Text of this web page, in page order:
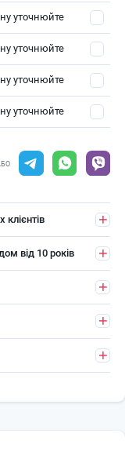
уточнюйте
уточнюйте
уточнюйте
уточнюйте
клієнтів
від 10 років